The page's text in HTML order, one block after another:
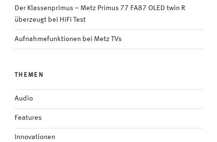
Der Klassenprimus – Metz Primus 77 FA87 OLED twin R
überzeugt bei HiFi Test
Aufnahmefunktionen bei Metz TVs
THEMEN
Audio
Features
Innovationen